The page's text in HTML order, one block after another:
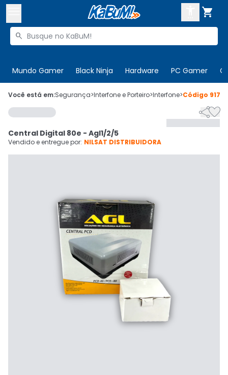

Buscar produtos

Mundo Gamer Black Ninja Hardware PC Gamer
 Olá. Acesse sua conta
 Departamentos
Cupons
CADASTRE-SE
Você está em:Segurança>Interfone e Porteiro>Interfone>Código

Central Digital 80e - Agl1/2/5
Vendido e entregue por: NILSAT DISTRIBUIDORA